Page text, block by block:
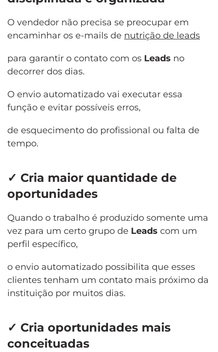
O vendedor não precisa se preocupar em
encaminhar os e-mails de nutrição de leads
para garantir o contato com os Leads no
decorrer dos dias.
O envio automatizado vai executar essa
função e evitar possíveis erros,
de esquecimento do profissional ou falta de
tempo.
✓ Cria maior quantidade de
oportunidades
Quando o trabalho é produzido somente uma
vez para um certo grupo de Leads com um
perfil específico,
o envio automatizado possibilita que esses
clientes tenham um contato mais próximo da
instituição por muitos dias.
✓ Cria oportunidades mais
conceituadas